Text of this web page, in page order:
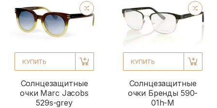
КУПИТЬ
Солнцезащитные
очки Marc Jacobs
529s-grey
КУПИТЬ
Солнцезащитные
очки Бренды 590-
01h-M